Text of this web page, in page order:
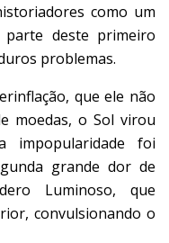
como um
deste primeiro
problemas.
que ele não
moedas, o Sol virou
impopularidade foi
grande dor de
Luminoso, que
convulsionando o